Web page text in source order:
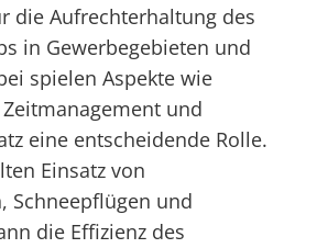
die Aufrechterhaltung des
in Gewerbegebieten und
spielen Aspekte wie
und
eine entscheidende Rolle.
Einsatz von
Schneepflügen und
die Effizienz des